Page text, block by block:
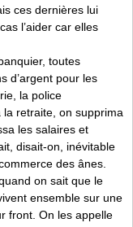
ces dernières lui
l’aider car elles
toutes
d’argent pour les
la police
retraite, on supprima
les salaires et
disait-on, inévitable
des ânes.
on sait que le
ensemble sur une
front. On les appelle